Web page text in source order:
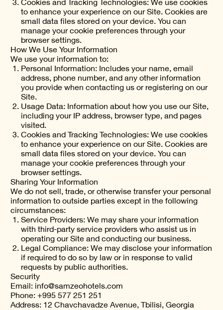
Cookies and Tracking Technologies: We use cookies
to enhance your experience on our Site. Cookies are
small data files stored on your device. You can
manage your cookie preferences through your
browser settings.
How We Use Your Information
We use your information to:
Personal Information: Includes your name, email
address, phone number, and any other information
you provide when contacting us or registering on our
Site.
Usage Data: Information about how you use our Site,
including your IP address, browser type, and pages
visited.
Cookies and Tracking Technologies: We use cookies
to enhance your experience on our Site. Cookies are
small data files stored on your device. You can
manage your cookie preferences through your
browser settings.
Sharing Your Information
We do not sell, trade, or otherwise transfer your personal
information to outside parties except in the following
circumstances:
Service Providers: We may share your information
with third-party service providers who assist us in
operating our Site and conducting our business.
Legal Compliance: We may disclose your information
if required to do so by law or in response to valid
requests by public authorities.
Security
Email: info@samzeohotels.com
Phone: +995 577 251 251
Address: 12 Chavchavadze Avenue, Tbilisi, Georgia